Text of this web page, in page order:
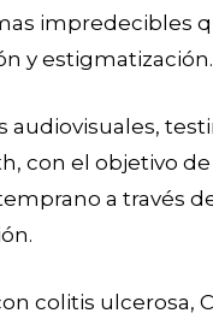
impredecibles
y estigmatización.
audiovisuales,
con el objetivo
a través
colitis ulcerosa,